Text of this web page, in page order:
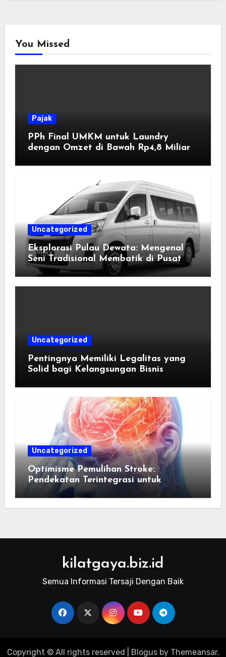
You Missed
Pajak
PPh Final UMKM untuk Laundry
dengan Omzet di Bawah Rp4,8 Miliar
Uncategorized
Eksplorasi Pulau Dewata: Mengenal
Seni Tradisional Membatik di Pusat
Kebudayaan Ubud
Uncategorized
Pentingnya Memiliki Legalitas yang
Solid bagi Kelangsungan Bisnis
Uncategorized
Optimisme Pemulihan Stroke:
Pendekatan Terintegrasi untuk
Mengembalikan Kualitas Hidup Guna
Memulihkan Kepercayaan Diri Pasien
kilatgaya.biz.id
Semua Informasi Tersaji Dengan Baik
Copyright © All rights reserved Blogusby Themeansar.